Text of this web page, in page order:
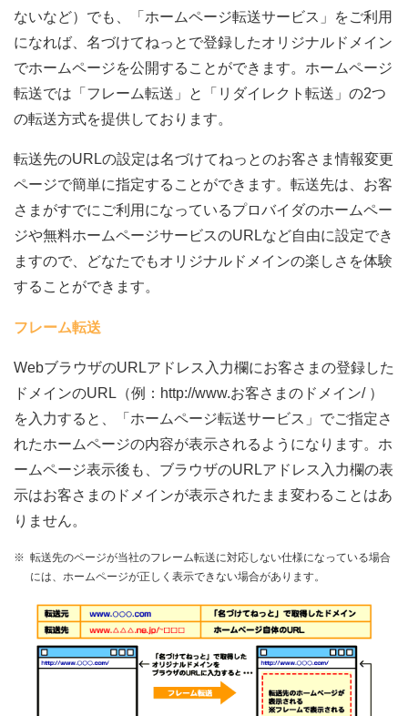
ないなど）でも、「ホームページ転送サービス」をご利用
になれば、名づけてねっとで登録したオリジナルドメイン
でホームページを公開することができます。ホームページ
転送では「フレーム転送」と「リダイレクト転送」の2つ
の転送方式を提供しております。
転送先のURLの設定は名づけてねっとのお客さま情報変更
ページで簡単に指定することができます。転送先は、お客
さまがすでにご利用になっているプロバイダのホームペー
ジや無料ホームページサービスのURLなど自由に設定でき
ますので、どなたでもオリジナルドメインの楽しさを体験
することができます。
フレーム転送
WebブラウザのURLアドレス入力欄にお客さまの登録した
ドメインのURL（例：http://www.お客さまのドメイン/ ）
を入力すると、「ホームページ転送サービス」でご指定さ
れたホームページの内容が表示されるようになります。ホ
ームページ表示後も、ブラウザのURLアドレス入力欄の表
示はお客さまのドメインが表示されたまま変わることはあ
りません。
※ 転送先のページが当社のフレーム転送に対応しない仕様になっている場合
には、ホームページが正しく表示できない場合があります。